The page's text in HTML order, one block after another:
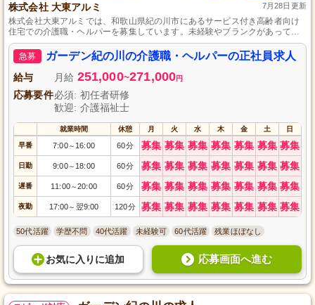
株式会社 大東アルミ 7月28日更新
株式会社大東アルミでは、和歌山県紀の川市にあるサービス付き高齢者向け
住宅での介護職・ヘルパーを募集しています。未経験やブランクがあっても
安心のサポート体制が整っており、夜勤を含むシフト制勤務が特徴です。介
護職員初任者研修修了者や介護福祉士歓迎、資格手当も充実。安定した年間
休日105日、福利厚生も完備しています。働きやすい環境で、あなたのスキル
を活かしてみませんか？
急募 ガーデン紀の川の介護職・ヘルパーの正社員求人
給与 月給 251,000~271,000円
応募要件必須: 初任者研修
歓迎: 介護福祉士
就業時間 休憩 月 火 水 木 金 土 日
早番 7:00～ 16:00 60分 募集 募集 募集 募集 募集 募集 募集
日勤 9:00～ 18:00 60分 募集 募集 募集 募集 募集 募集 募集
遅番 11:00～20:00 60分 募集 募集 募集 募集 募集 募集 募集
夜勤 17:00～ 翌9:00 120分 募集 募集 募集 募集 募集 募集 募集
50代活躍 学歴不問 40代活躍 未経験可 60代活躍 残業ほぼなし
お気に入り に追加 応募画面へ進む